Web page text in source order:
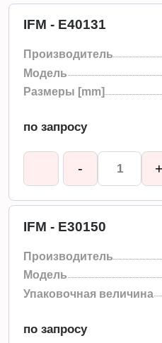
IFM - E40131
Производитель
Модель
Размеры [mm]
по запросу
- +
IFM - E30150
Производитель
Модель
Упаковочная величина
по запросу